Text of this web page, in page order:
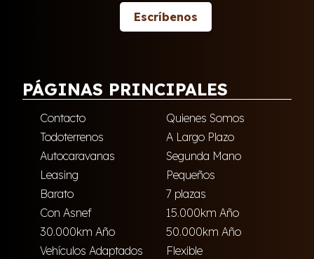
Escríbenos
PÁGINAS PRINCIPALES
Contacto
Quienes Somos
Todoterrenos
A Largo Plazo
Autocaravanas
Segunda Mano
Leasing
Pequeños
Barato
7 plazas
Con Asnef
15.000km Año
30.000km Año
50.000km Año
Vehículos Adaptados
Flexible